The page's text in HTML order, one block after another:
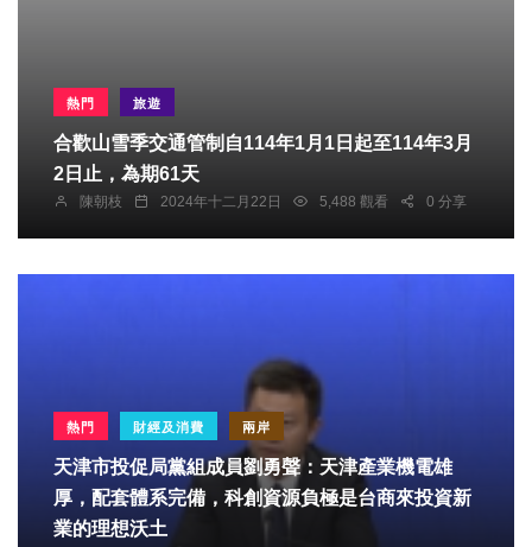
熱門 旅遊
合歡山雪季交通管制自114年1月1日起至114年3月
2日止，為期61天
陳朝枝 2024年十二月22日 5,488 觀看 0 分享
熱門 財經及消費 兩岸
天津市投促局黨組成員劉勇聲：天津產業機電雄
厚，配套體系完備，科創資源負極是台商來投資新
業的理想沃土